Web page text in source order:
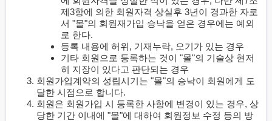
제3항에 의한 회원자격 상실후 3년이 경과한 자로
서 "몰"의 회원재가입 승낙을 얻은 경우에는 예외
로 한다.
등록 내용에 허위, 기재누락, 오기가 있는 경우
기타 회원으로 등록하는 것이 "몰"의 기술상 현저
히 지장이 있다고 판단되는 경우
회원가입계약의 성립시기는 "몰"의 승낙이 회원에게 도
달한 시점으로 합니다.
회원은 회원가입 시 등록한 사항에 변경이 있는 경우, 상
당한 기간 이내에 "몰"에 대하여 회원정보 수정 등의 방